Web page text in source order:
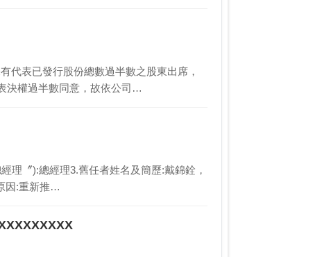
代表已發行股份總數過半數之股東出席，
決權過半數同意，故依公司…
理〞):總經理3.舊任者姓名及簡歷:戴錦銓，
因:重新推…